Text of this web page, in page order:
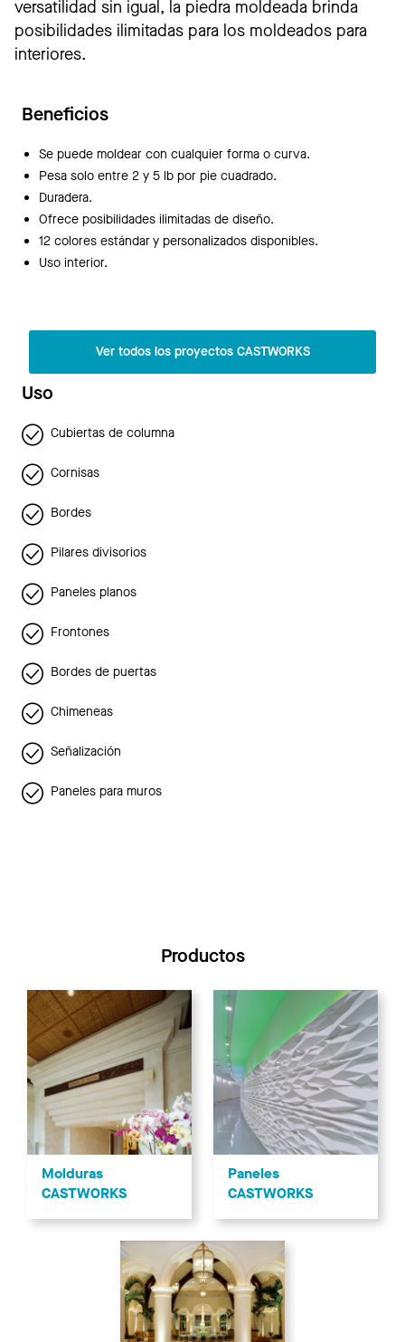
versatilidad sin igual, la piedra moldeada brinda
posibilidades ilimitadas para los moldeados para
interiores.
Beneficios
Se puede moldear con cualquier forma o curva.
Pesa solo entre 2 y 5 lb por pie cuadrado.
Duradera.
Ofrece posibilidades ilimitadas de diseño.
12 colores estándar y personalizados disponibles.
Uso interior.
Ver todos los proyectos CASTWORKS
Uso
Cubiertas de columna
Cornisas
Bordes
Pilares divisorios
Paneles planos
Frontones
Bordes de puertas
Chimeneas
Señalización
Paneles para muros
Productos
Molduras
CASTWORKS
Paneles
CASTWORKS